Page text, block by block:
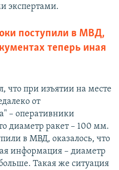
экспертами.
поступили в МВД,
теперь иная
что при изъятии на месте
от
– оперативники
диаметр ракет – 100 мм.
в МВД, оказалось, что
информация – диаметр
Такая же ситуация